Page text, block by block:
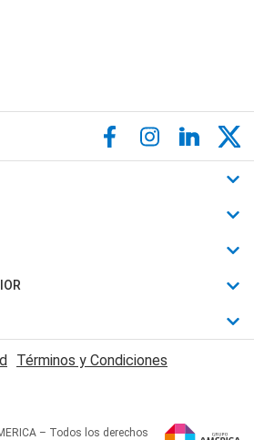
Términos y Condiciones
– Todos los derechos